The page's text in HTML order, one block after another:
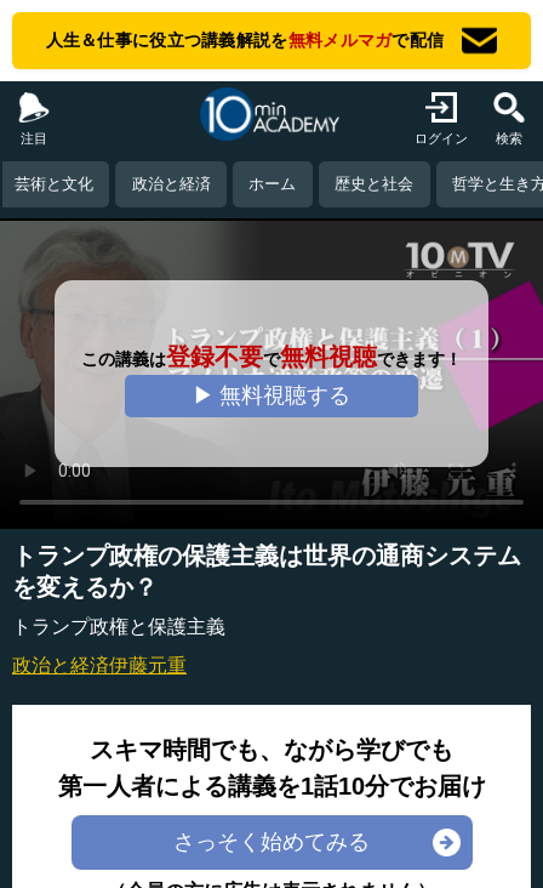
人生＆仕事に役立つ講義解説を無料メルマガで配信
注目 ログイン 検索
芸術と文化 政治と経済 ホーム 歴史と社会 哲学と生き
この講義は登録不要で無料視聴できます！
▶ 無料視聴する
トランプ政権の保護主義は世界の通商システム
を変えるか？
トランプ政権と保護主義
政治と経済伊藤元重
スキマ時間でも、ながら学びでも
第一人者による講義を1話10分でお届け
さっそく始めてみる